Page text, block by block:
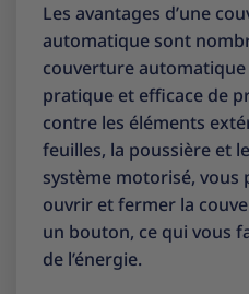
Les avantages d’une
automatique sont
couverture
pratique et efficace de
contre les éléments
feuilles, la poussière et
système motorisé, vous
ouvrir et fermer la
un bouton, ce qui vous
de l’énergie.